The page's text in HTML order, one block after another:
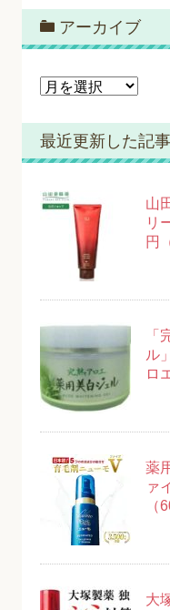
ゴ
リ
ー
アーカイブ
ア
カ
イ
ブ
最近更新した記事
山
リ
円
「
ル
ロ
薬
ァ
（
大